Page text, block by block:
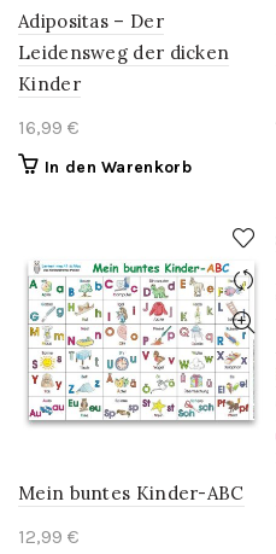
Adipositas – Der
Leidensweg der dicken
Kinder
16,99 €
In den Warenkorb
Mein buntes Kinder-ABC
12,99 €